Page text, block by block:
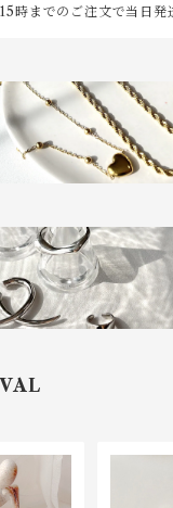
15時までのご注文で当日発